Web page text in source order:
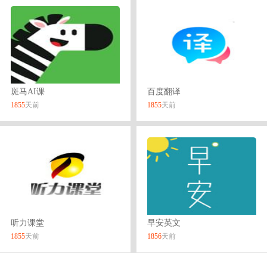
斑马AI课
1855天前
百度翻译
1855天前
听力课堂
1855天前
早安英文
1856天前